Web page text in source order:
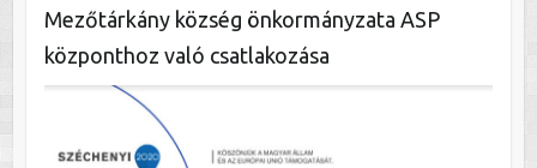
Mezőtárkány község önkormányzata ASP
központhoz való csatlakozása